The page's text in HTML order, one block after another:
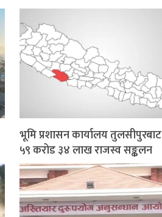
भूमि प्रशासन कार्यालय तुलसीपुरबाट
५९ करोड ३४ लाख राजस्व सङ्कलन